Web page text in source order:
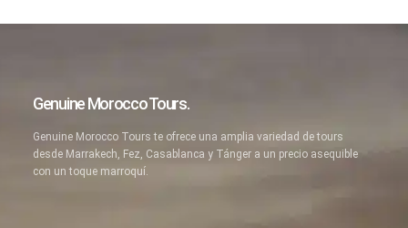
Genuine Morocco Tours.
Genuine Morocco Tours te ofrece una amplia variedad de tours
desde Marrakech, Fez, Casablanca y Tánger a un precio asequible
con un toque marroquí.